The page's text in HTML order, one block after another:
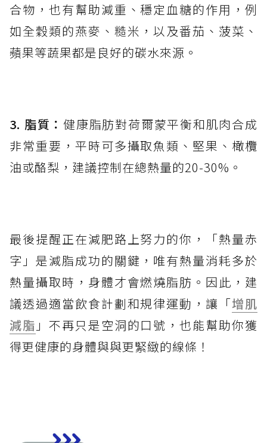
合物，也有幫助減重、穩定血糖的作用，例
如全穀類的燕麥、糙米，以及番茄、菠菜、
蘋果等蔬果都是良好的碳水來源。
3. 脂質：健康脂肪對荷爾蒙平衡和肌肉合成
非常重要，平時可多攝取魚類、堅果、橄欖
油或酪梨，建議控制在總熱量的20-30%。
最後提醒正在減肥路上努力的你，「熱量赤
字」是減脂成功的關鍵，唯有熱量消耗多於
熱量攝取時，身體才會燃燒脂肪。因此，建
議透過適當飲食計劃和規律運動，讓「增肌
減脂 」不再只是空洞的口號，也能幫助你獲
得更健康的身體與與更緊緻的線條！